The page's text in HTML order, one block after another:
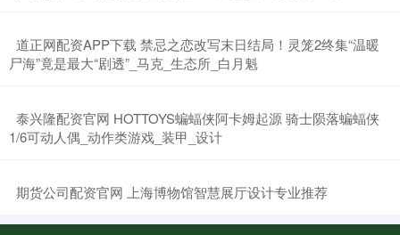
​道正网配资APP下载 禁忌之恋改写末日结局！灵笼2终集“温暖
尸海”竟是最大“剧透”_马克_生态所_白月魁
​泰兴隆配资官网 HOTTOYS蝙蝠侠阿卡姆起源 骑士陨落蝙蝠侠
1/6可动人偶_动作类游戏_装甲_设计
​期货公司配资官网 上海博物馆智慧展厅设计专业推荐